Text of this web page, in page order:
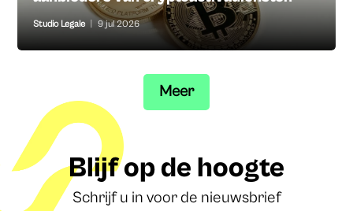
Studio Legale 9 jul 2026
Meer
Blijf op de hoogte
Schrijf u in voor de nieuwsbrief